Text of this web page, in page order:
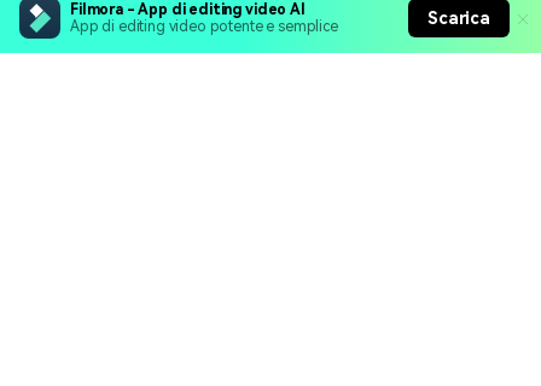
Filmora - App di editing video AI
App di editing video potente e semplice
Scarica